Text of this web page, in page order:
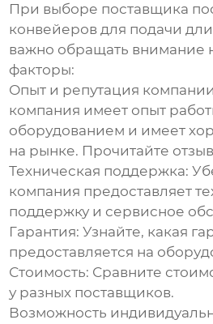
При выборе поставщика
конвейеров для подачи
важно обращать внимание
факторы:
Опыт и репутация
компания имеет опыт
оборудованием и имеет
на рынке. Прочитайте
Техническая поддержка:
компания предоставляет
поддержку и сервисное
Гарантия: Узнайте, какая
предоставляется на
Стоимость: Сравните
у разных поставщиков.
Возможность